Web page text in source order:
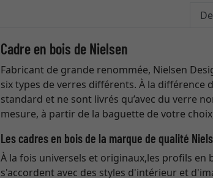
Cadre en bois de Nielsen
Fabricant de grande renommée, Nielsen
six types de verres différents. À la différence
standard et ne sont livrés qu’avec du verre
mesure, à partir de la baguette de votre
Les cadres en bois de la marque de qualité
À la fois universels et originaux,les profils
s'accordent avec des styles d'intérieur et